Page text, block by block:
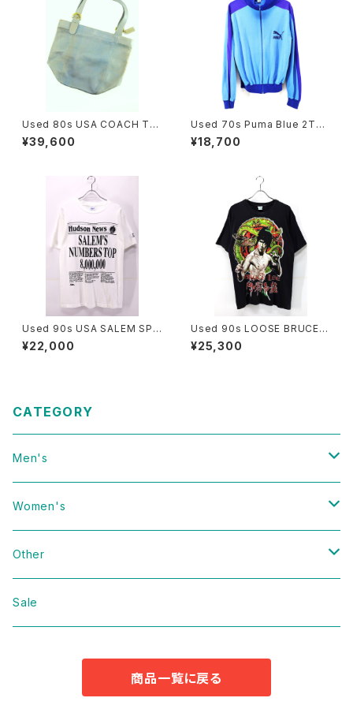
Used 80s USA COACH Tur
quoise Rare Color Fade Gr
ab Leather Big Size Shold
¥39,600
Used 70s Puma Blue 2Ton
e Fuul Zip Track Top Jerse
y Jacket Size M 相当 古着
¥18,700
Used 90s USA SALEM SPO
RTS WEAR News Paper Gr
aphic T-Shirt Size L 古着
¥22,000
Used 90s LOOSE BRUCE L
EE Black Both Side Graphic
T-Shirt Size L 相当 古着
¥25,300
CATEGORY
Men's
Vintage
Domestic
Jacket
Women's
Vintage
Domestic
Other
bag
Accessories
Sale
商品一覧に戻る